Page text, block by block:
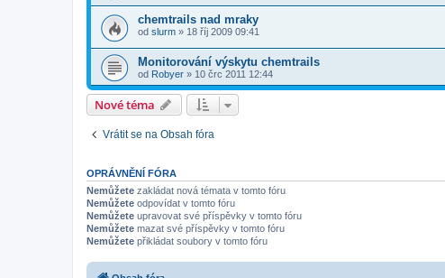
chemtrails nad mraky
od slurm » 18 říj 2009 09:41
Monitorování výskytu chemtrails
od Robyer » 10 črc 2011 12:44
Nové téma
Vrátit se na Obsah fóra
OPRÁVNĚNÍ FÓRA
Nemůžete zakládat nová témata v tomto fóru
Nemůžete odpovídat v tomto fóru
Nemůžete upravovat své příspěvky v tomto fóru
Nemůžete mazat své příspěvky v tomto fóru
Nemůžete přikládat soubory v tomto fóru